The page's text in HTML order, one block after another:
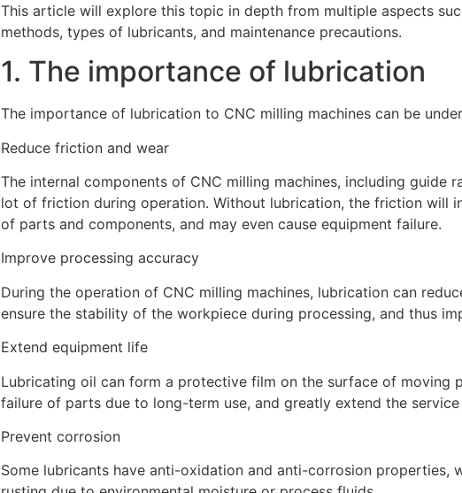
This article will explore this topic in depth from multiple aspects
methods, types of lubricants, and maintenance precautions.
1. The importance of lubrication
The importance of lubrication to CNC milling machines can be
Reduce friction and wear
The internal components of CNC milling machines, including guide
lot of friction during operation. Without lubrication, the friction will
of parts and components, and may even cause equipment failure.
Improve processing accuracy
During the operation of CNC milling machines, lubrication can
ensure the stability of the workpiece during processing, and thus
Extend equipment life
Lubricating oil can form a protective film on the surface of moving
failure of parts due to long-term use, and greatly extend the
Prevent corrosion
Some lubricants have anti-oxidation and anti-corrosion properties,